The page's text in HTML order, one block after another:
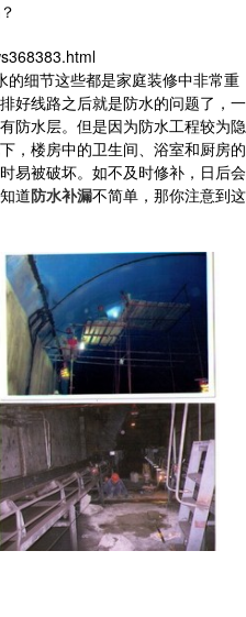
细节这些都是家庭装修中非常重
好线路之后就是防水的问题了，一
防水层。但是因为防水工程较为隐
，楼房中的卫生间、浴室和厨房的
易被破坏。如不及时修补，日后会
道防水补漏不简单，那你注意到这